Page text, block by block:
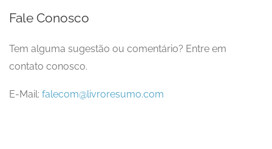
Fale Conosco
Tem alguma sugestão ou comentário? Entre em
contato conosco.
E-Mail: falecom@livroresumo.com